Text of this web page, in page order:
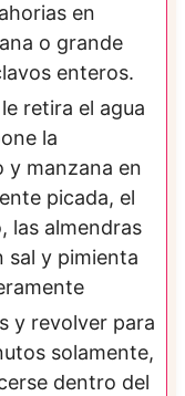
en
o grande
enteros.
retira el agua
la
y manzana en
picada, el
las almendras
sal y pimienta
y revolver para
solamente,
dentro del